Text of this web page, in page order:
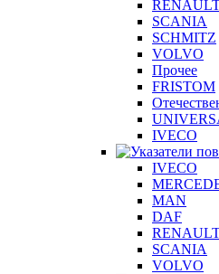
SCANIA
SCHMITZ
VOLVO
Прочее
FRISTOM
IVECO
IVECO
MAN
DAF
SCANIA
VOLVO